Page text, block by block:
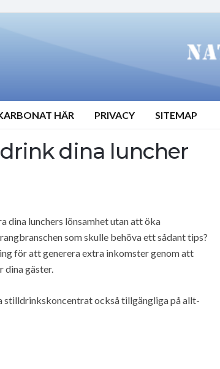
HÄR PRIVACY SITEMAP
dina luncher
dina lunchers lönsamhet utan att öka
som skulle behöva ett sådant tips?
för att generera extra inkomster genom att
dina gäster.
stilldrinkskoncentrat också tillgängliga på allt-